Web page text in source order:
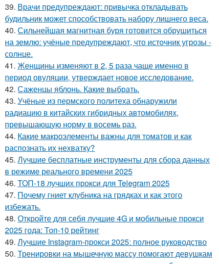
39. Врачи предупреждают: привычка откладывать
будильник может способствовать набору лишнего веса.
40. Сильнейшая магнитная буря готовится обрушиться
на землю: учёные предупреждают, что источник угрозы -
солнце.
41. Женщины изменяют в 2, 5 раза чаще именно в
период овуляции, утверждает новое исследование.
42. Саженцы яблонь. Какие выбрать.
43. Учёные из пермского политеха обнаружили
радиацию в китайских гибридных автомобилях,
превышающую норму в восемь раз.
44. Какие макроэлементы важны для томатов и как
распознать их нехватку?
45. Лучшие бесплатные инструменты для сбора данных
в режиме реального времени 2025
46. ТОП-18 лучших прокси для Telegram 2025
47. Почему гниет клубника на грядках и как этого
избежать.
48. Откройте для себя лучшие 4G и мобильные прокси
2025 года: Топ-10 рейтинг
49. Лучшие Instagram-прокси 2025: полное руководство
50. Тренировки на мышечную массу помогают девушкам